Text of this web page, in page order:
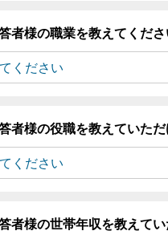
者様の職業を教えてくださ
者様の役職を教えていただ
者様の世帯年収を教えて